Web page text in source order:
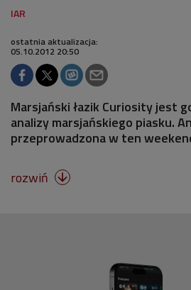
ostatnia aktualizacja:
05.10.2012 20:50
Marsjański łazik Curiosity jest
analizy marsjańskiego piasku.
przeprowadzona w ten
rozwiń 